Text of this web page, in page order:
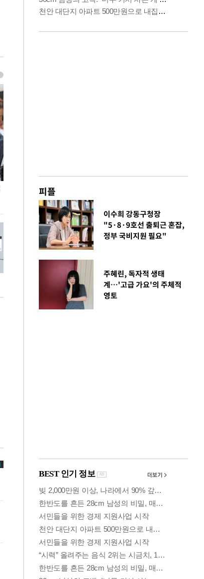
정동영, 조현 '이상주의' 발언에 "이상이 있어야
피플
이수희 강동구청장
"5·8·9호선 출퇴근 혼잡,
정부 국비지원 필요"
주혜린, 독자적 생태
계…'고급 가요'의 주체적
영토